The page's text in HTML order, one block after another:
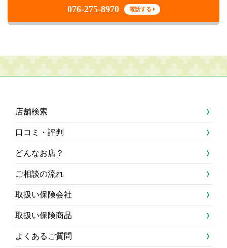
076-275-8970 電話する
店舗検索
口コミ・評判
どんなお店？
ご相談の流れ
取扱い保険会社
取扱い保険商品
よくあるご質問